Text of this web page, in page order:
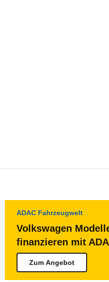
ADAC Fahrzeugwelt
Volkswagen
finanzieren mit
Zum Angebot